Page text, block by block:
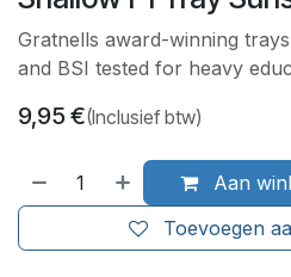
Gratnells award-winning
and BSI tested for heavy
9,95 €(Inclusief btw)
Aan
Toevoegen